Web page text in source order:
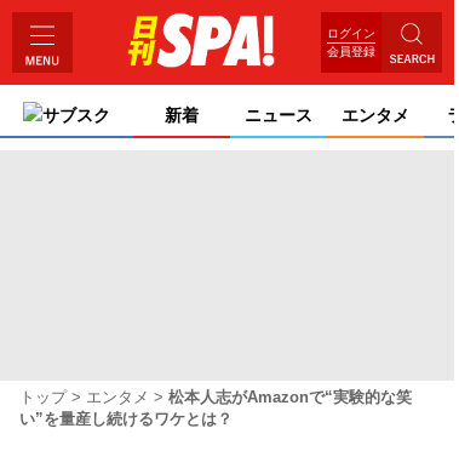
ログイン
会員登録
サブスク 新着 ニュース エンタメ
トップ エンタメ
松本人志がAmazonで“実験的な笑
い”を量産し続けるワケとは？